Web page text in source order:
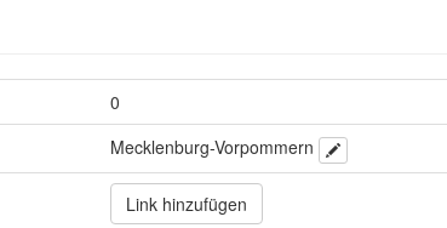
0
Mecklenburg-Vorpommern
Link hinzufügen